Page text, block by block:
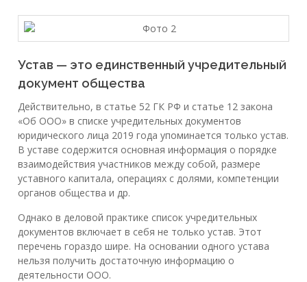
Устав — это единственный учредительный
документ общества
Действительно, в статье 52 ГК РФ и статье 12 закона
«Об ООО» в списке учредительных документов
юридического лица 2019 года упоминается только устав.
В уставе содержится основная информация о порядке
взаимодействия участников между собой, размере
уставного капитала, операциях с долями, компетенции
органов общества и др.
Однако в деловой практике список учредительных
документов включает в себя не только устав. Этот
перечень гораздо шире. На основании одного устава
нельзя получить достаточную информацию о
деятельности ООО.